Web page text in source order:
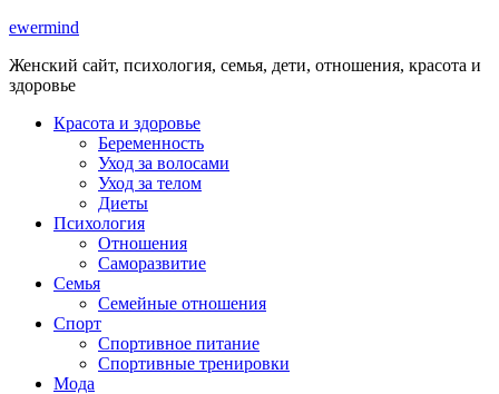
ewermind
Женский сайт, психология, семья, дети, отношения, красота и
здоровье
Красота и здоровье
Беременность
Уход за волосами
Уход за телом
Диеты
Психология
Отношения
Саморазвитие
Семья
Семейные отношения
Спорт
Спортивное питание
Спортивные тренировки
Мода